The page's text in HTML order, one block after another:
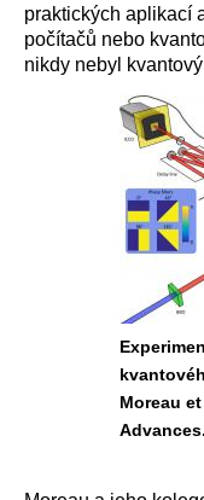
praktických aplikací
počítačů nebo
nikdy nebyl
Moreau
Advances.